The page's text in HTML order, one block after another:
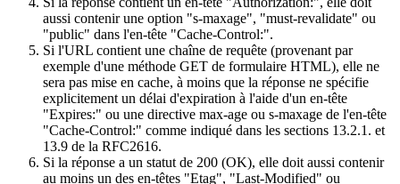
aussi contenir une option "s-maxage", "must-revalidate" ou
"public" dans l'en-tête "Cache-Control:".
Si l'URL contient une chaîne de requête (provenant par
exemple d'une méthode GET de formulaire HTML), elle ne
sera pas mise en cache, à moins que la réponse ne spécifie
explicitement un délai d'expiration à l'aide d'un en-tête
"Expires:" ou une directive max-age ou s-maxage de l'en-tête
"Cache-Control:" comme indiqué dans les sections 13.2.1. et
13.9 de la RFC2616.
Si la réponse a un statut de 200 (OK), elle doit aussi contenir
au moins un des en-têtes "Etag", "Last-Modified" ou